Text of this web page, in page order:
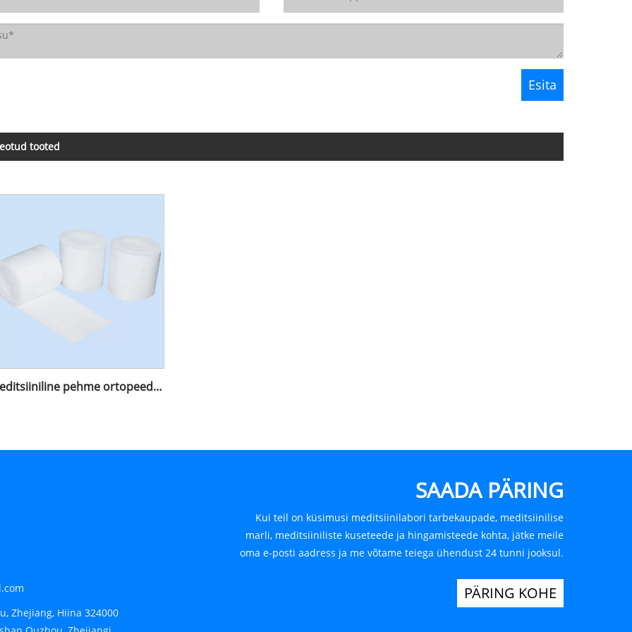
tooted
Meditsiiniline pehme ortopeediline polsterdus
Zhejiang, Hiina 324000
SAADA PÄRING
Kui teil on küsimusi meditsiinilabori tarbekaupade, meditsiinilise
marli, meditsiiniliste kuseteede ja hingamisteede kohta, jätke meile
oma e-posti aadress ja me võtame teiega ühendust 24 tunni jooksul.
PÄRING KOHE